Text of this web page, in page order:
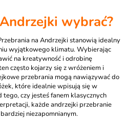
wybrać?
na Andrzejki stanowią idealny
wyjątkowego klimatu. Wybierając
na kreatywność i odrobinę
często kojarzy się z wróżeniem i
przebrania mogą nawiązywać do
które idealnie wpisują się w
czy jesteś fanem klasycznych
każde andrzejki przebranie
niezapomnianym.